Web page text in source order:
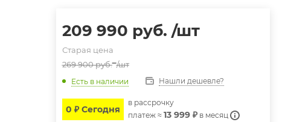
209 990 руб. /шт
Старая цена
269 900руб. /шт
Есть в наличии Нашли дешевле?
0 ₽ Сегодня
в расcрочку
платеж ≈ 13 999 ₽в месяц